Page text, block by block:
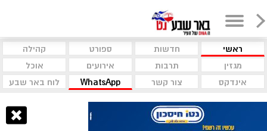
ראשי חדשות ספורט
קהילה
מגזין
תרבות אירועים
אוכל
אינדקס
צור קשר WhatsApp לוח באר שבע